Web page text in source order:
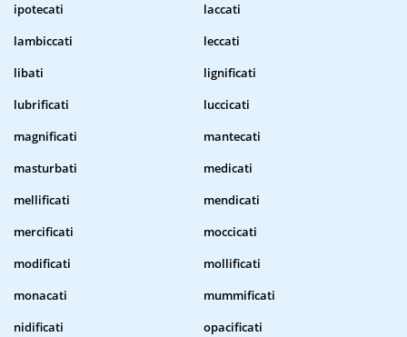
ipotecati
laccati
lambiccati
leccati
libati
lignificati
lubrificati
luccicati
magnificati
mantecati
masturbati
medicati
mellificati
mendicati
mercificati
moccicati
modificati
mollificati
monacati
mummificati
nidificati
opacificati